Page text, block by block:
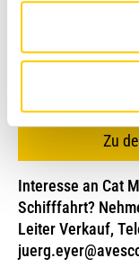
Millionen von
durchlaufen.
in den
Zu
Interesse an Cat
Schifffahrt?
Leiter Verkauf,